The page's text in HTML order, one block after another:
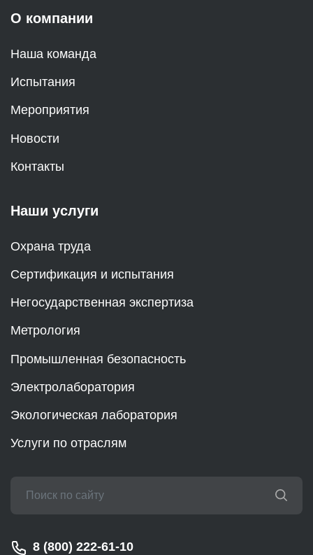
О компании
Наша команда
Испытания
Мероприятия
Новости
Контакты
Наши услуги
Охрана труда
Сертификация и испытания
Негосударственная экспертиза
Метрология
Промышленная безопасность
Электролаборатория
Экологическая лаборатория
Услуги по отраслям
8 (800) 222-61-10